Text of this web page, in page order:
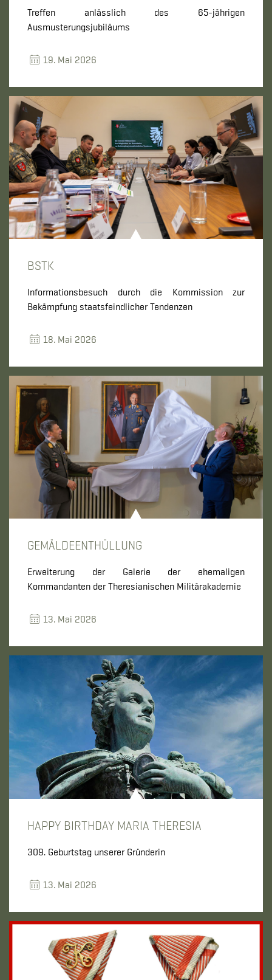
Treffen anlässlich des 65-jährigen
Ausmusterungsjubiläums
19. Mai 2026
BSTK
Informationsbesuch durch die Kommission zur
Bekämpfung staatsfeindlicher Tendenzen
18. Mai 2026
GEMÄLDEENTHÜLLUNG
Erweiterung der Galerie der ehemaligen
Kommandanten der Theresianischen Militärakademie
13. Mai 2026
HAPPY BIRTHDAY MARIA THERESIA
309. Geburtstag unserer Gründerin
13. Mai 2026